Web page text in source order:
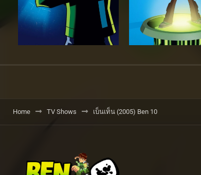
Home TV Shows เบ็นเท็น (2005) Ben 10